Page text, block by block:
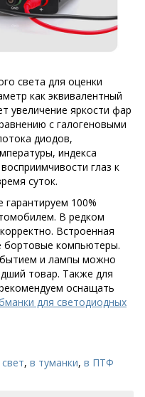
света для оценки
как эквивалентный
увеличение яркости фар
с галогеновыми
диодов,
индекса
глаз к
суток.
гарантируем 100%
В редком
Встроенная
бортовые компьютеры.
и лампы можно
товар. Также для
оснащать
для светодиодных
, в туманки, в ПТФ